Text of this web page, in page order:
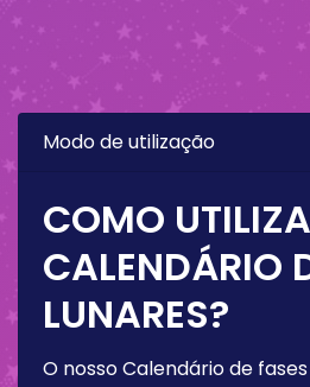
Modo de utilização
COMO
CALENDÁRIO
LUNARES?
O nosso Calendário de